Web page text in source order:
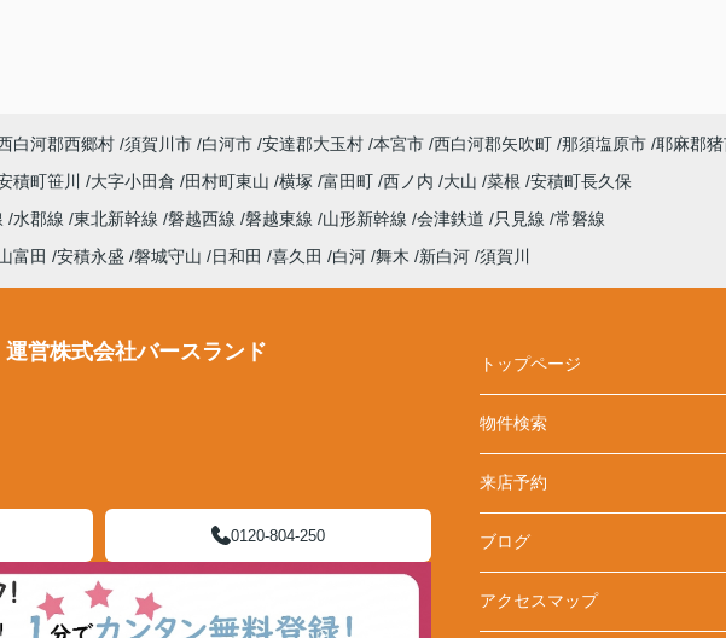
白河郡西郷村 須賀川市 白河市 安達郡大玉村 本宮市 西白河郡矢吹町 那須塩原市 耶麻郡
積町笹川 大字小田倉 田村町東山 横塚 富田町 西ノ内 大山 菜根 安積町長久保
水郡線 東北新幹線 磐越西線 磐越東線 山形新幹線 会津鉄道 只見線 常磐線
富田 安積永盛 磐城守山 日和田 喜久田 白河 舞木 新白河 須賀川
営株式会社バースランド
0120-804-250
トップページ
物件検索
来店予約
ブログ
アクセスマップ